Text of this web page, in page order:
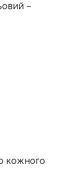
–
кожного